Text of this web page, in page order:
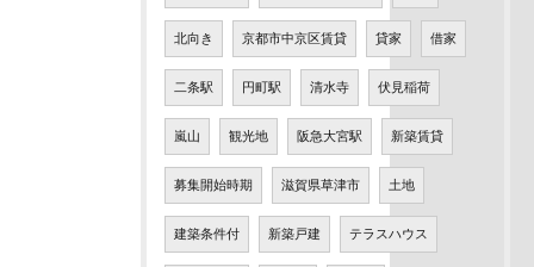
北向き 京都市中京区賃貸 貸家 借家
二条駅 円町駅 清水寺 伏見稲荷
嵐山 観光地 阪急大宮駅 新築賃貸
募集開始時期 滋賀県草津市 土地
建築条件付 新築戸建 テラスハウス